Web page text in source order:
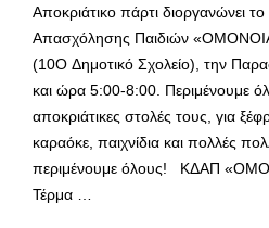
Αποκριάτικο πάρτι διοργανώνει
Απασχόλησης Παιδιών
(10Ο Δημοτικό Σχολείο), την
και ώρα 5:00-8:00. Περιμένουμε
αποκριάτικες στολές τους, για
καραόκε, παιχνίδια και πολλές
περιμένουμε όλους! ΚΔΑΠ
Τέρμα …